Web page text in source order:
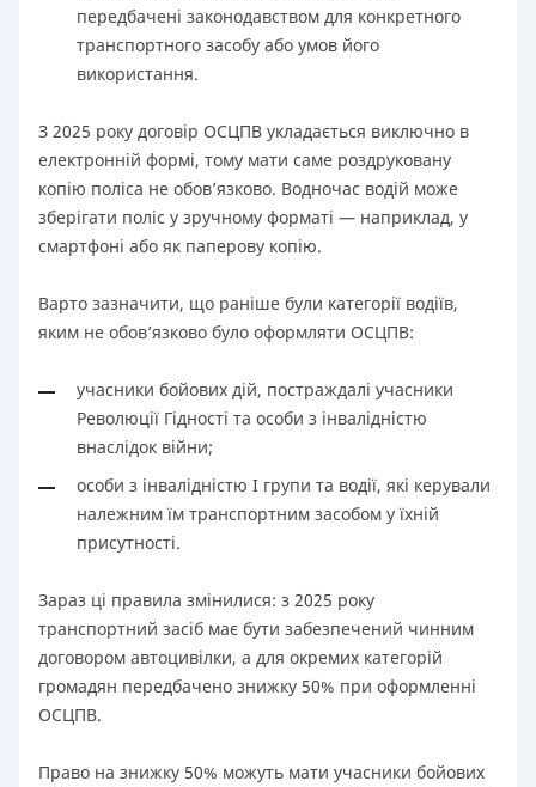
передбачені законодавством для конкретного
транспортного засобу або умов його
використання.
З 2025 року договір ОСЦПВ укладається виключно в
електронній формі, тому мати саме роздруковану
копію поліса не обов’язково. Водночас водій може
зберігати поліс у зручному форматі — наприклад, у
смартфоні або як паперову копію.
Варто зазначити, що раніше були категорії водіїв,
яким не обов’язково було оформляти ОСЦПВ:
учасники бойових дій, постраждалі учасники
Революції Гідності та особи з інвалідністю
внаслідок війни;
особи з інвалідністю I групи та водії, які керували
належним їм транспортним засобом у їхній
присутності.
Зараз ці правила змінилися: з 2025 року
транспортний засіб має бути забезпечений чинним
договором автоцивілки, а для окремих категорій
громадян передбачено знижку 50% при оформленні
ОСЦПВ.
Право на знижку 50% можуть мати учасники бойових